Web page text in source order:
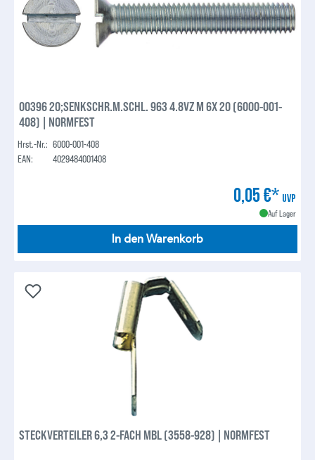
00396 20;SENKSCHR.M.SCHL. 963 4.8VZ M 6X 20 (6000-001-
408) | NORMFEST
Hrst.-Nr.: 6000-001-408
EAN:
4029484001408
0,05 €* UVP
Auf Lager
In den Warenkorb
STECKVERTEILER 6,3 2-FACH MBL (3558-928) | NORMFEST